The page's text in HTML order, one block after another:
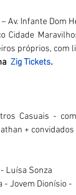
Av. Infante Dom
Cidade
próprios, com
Zig Tickets.
Casuais -
+ convidados
Luísa Sonza
- Jovem Dionísio -